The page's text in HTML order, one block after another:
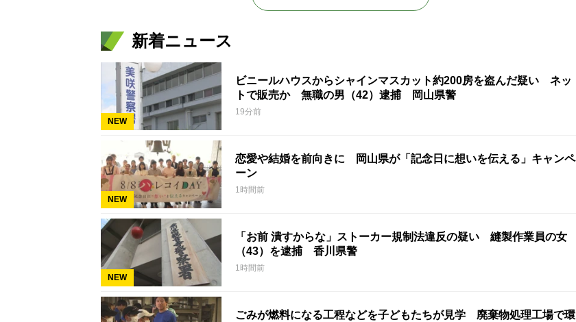
新着ニュース
NEW
ビニールハウスからシャインマスカット約200房を盗んだ疑い ネッ
トで販売か 無職の男（42）逮捕 岡山県警
19分前
NEW
恋愛や結婚を前向きに 岡山県が「記念日に想いを伝える」キャンペ
ーン
1時間前
NEW
「お前 潰すからな」ストーカー規制法違反の疑い 縫製作業員の女
（43）を逮捕 香川県警
1時間前
ごみが燃料になる工程などを子どもたちが見学 廃棄物処理工場で環